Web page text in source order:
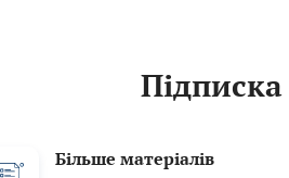
Більше матеріалів